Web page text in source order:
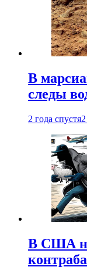
В
следы
2 года спустя
В США